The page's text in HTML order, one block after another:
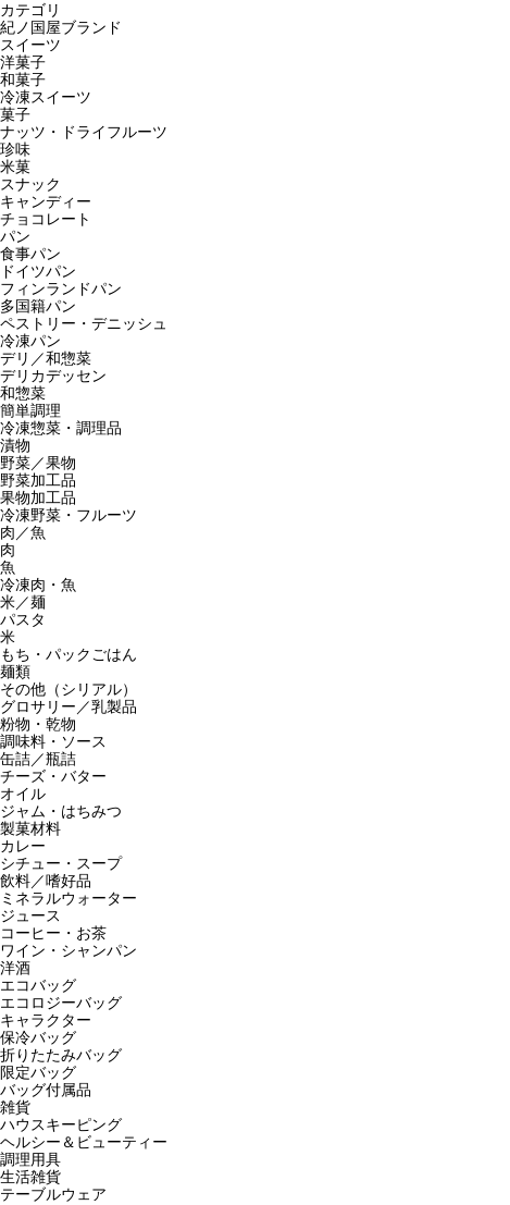
カテゴリ
紀ノ国屋ブランド
スイーツ
洋菓子
和菓子
冷凍スイーツ
菓子
ナッツ・ドライフルーツ
珍味
米菓
スナック
キャンディー
チョコレート
パン
食事パン
ドイツパン
フィンランドパン
多国籍パン
ペストリー・デニッシュ
冷凍パン
デリ／和惣菜
デリカデッセン
和惣菜
簡単調理
冷凍惣菜・調理品
漬物
野菜／果物
野菜加工品
果物加工品
冷凍野菜・フルーツ
肉／魚
肉
魚
冷凍肉・魚
米／麺
パスタ
米
もち・パックごはん
麺類
その他（シリアル）
グロサリー／乳製品
粉物・乾物
調味料・ソース
缶詰／瓶詰
チーズ・バター
オイル
ジャム・はちみつ
製菓材料
カレー
シチュー・スープ
飲料／嗜好品
ミネラルウォーター
ジュース
コーヒー・お茶
ワイン・シャンパン
洋酒
エコバッグ
エコロジーバッグ
キャラクター
保冷バッグ
折りたたみバッグ
限定バッグ
バッグ付属品
雑貨
ハウスキーピング
ヘルシー＆ビューティー
調理用具
生活雑貨
テーブルウェア